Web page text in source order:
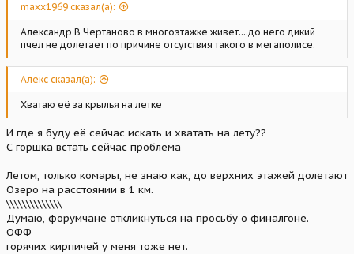
maxx1969 сказал(а):
Александр В Чертаново в многоэтажке живет....до него дикий
пчел не долетает по причине отсутствия такого в мегаполисе.
Алекс сказал(а):
Хватаю её за крылья на летке
И где я буду её сейчас искать и хватать на лету??
С горшка встать сейчас проблема
Летом, только комары, не знаю как, до верхних этажей долетают
Озеро на расстоянии в 1 км.
\\\\\\\\\\\\\\
Думаю, форумчане откликнуться на просьбу о финалгоне.
ОФФ
горячих кирпичей у меня тоже нет.